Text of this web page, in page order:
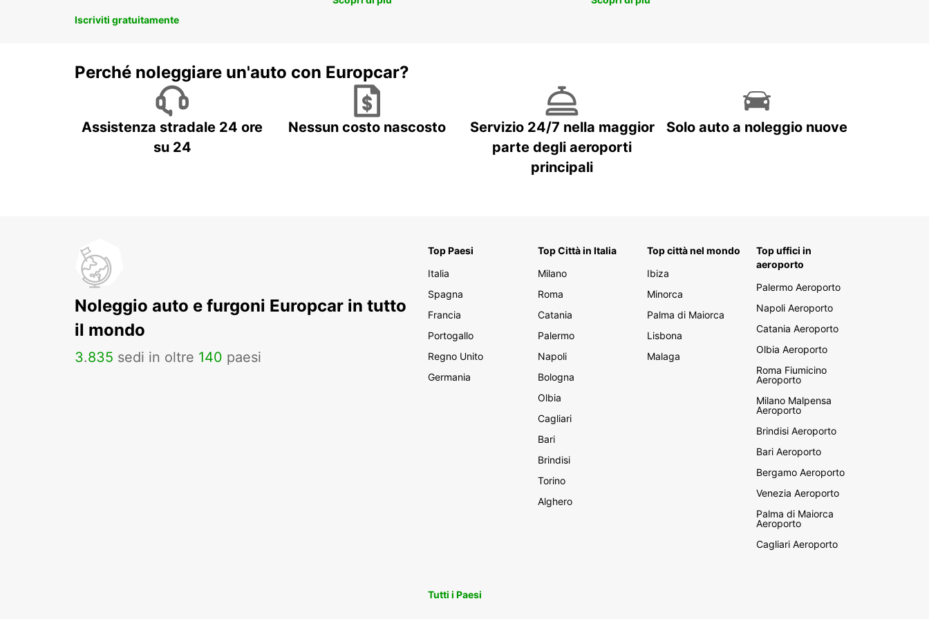
Iscriviti gratuitamente
Perché noleggiare un'auto con Europcar?
Assistenza stradale 24 ore
su 24
Nessun costo nascosto
Servizio 24/7 nella maggior
parte degli aeroporti
principali
Solo auto a noleggio nuove
Noleggio auto e furgoni Europcar in tutto
il mondo
3.835 sedi in oltre 140 paesi
Top Paesi
Italia
Spagna
Francia
Portogallo
Regno Unito
Germania
Top Città in Italia
Milano
Roma
Catania
Palermo
Napoli
Bologna
Olbia
Cagliari
Bari
Brindisi
Torino
Alghero
Top città nel mondo
Ibiza
Minorca
Palma di Maiorca
Lisbona
Malaga
Top uffici in
aeroporto
Palermo Aeroporto
Napoli Aeroporto
Catania Aeroporto
Olbia Aeroporto
Roma Fiumicino
Aeroporto
Milano Malpensa
Aeroporto
Brindisi Aeroporto
Bari Aeroporto
Bergamo Aeroporto
Venezia Aeroporto
Palma di Maiorca
Aeroporto
Cagliari Aeroporto
Tutti i Paesi